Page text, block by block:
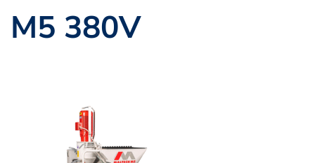
M5 380V